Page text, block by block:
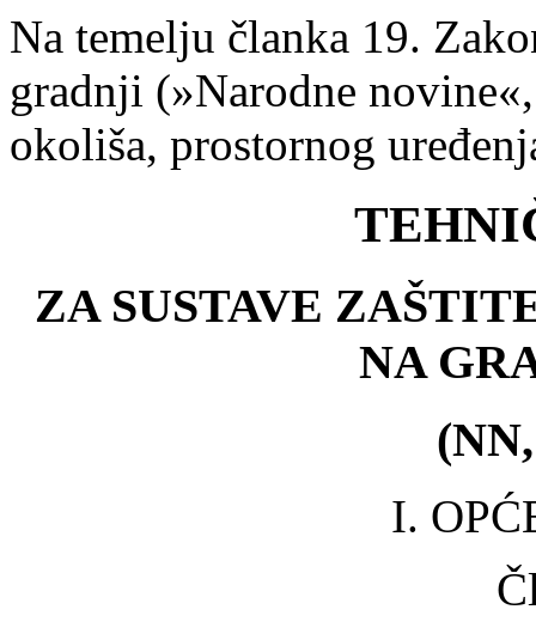
Na temelju članka 19.
gradnji (»Narodne
okoliša, prostornog
ZA SUSTAVE
NA
I.